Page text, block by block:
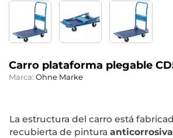
Carro plataforma plegable
Marca: Ohne Marke
La estructura del carro está
recubierta de pintura anticorrosiva